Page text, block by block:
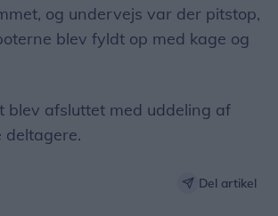
og undervejs var der pitstop,
blev fyldt op med kage og
blev afsluttet med uddeling af
deltagere.
Del artikel